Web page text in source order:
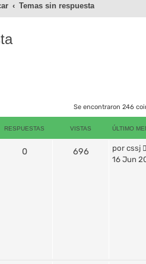
Temas sin respuesta
Se encontraron 246
RESPUESTAS VISTAS ÚLTIMO
0 696 por cssj
16 Jun